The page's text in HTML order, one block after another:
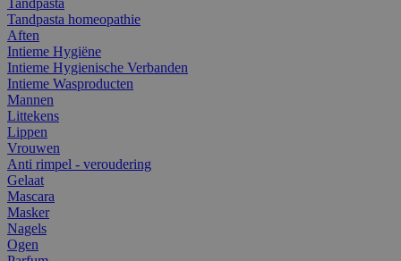
Tandpasta homeopathie
Aften
Intieme Hygiëne
Intieme Hygienische Verbanden
Intieme Wasproducten
Mannen
Littekens
Lippen
Vrouwen
Anti rimpel - veroudering
Gelaat
Mascara
Masker
Nagels
Ogen